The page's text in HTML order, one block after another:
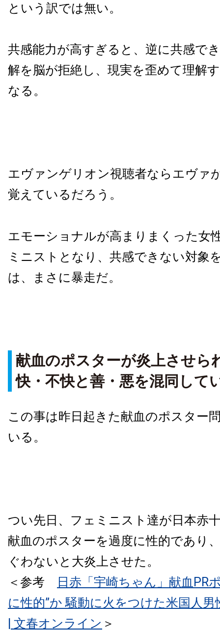
という訳では無い。
共感能力が高すぎると、逆に共感で
解を脳が拒絶し、現実を歪めて理解
なる。
エヴァンゲリオン視聴者ならエヴァ
覚えているだろう。
エモーショナルが高まりまくった女
ミニストとなり、共感できない対象
は、まさに暴走だ。
献血のポスターが炎上させら
快・不快と善・悪を混同して
この事は昨日起きた献血のポスター
いる。
つい先日、フェミニスト達が日本赤
献血のポスターを過度に性的であり
ぐわないと大炎上させた。
＜参考
日赤「宇崎ちゃん」献血PR
に性的”か 騒動に火をつけた米国人
| 文春オンライン ＞